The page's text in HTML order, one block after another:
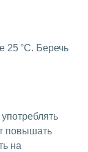
25 °C. Беречь
повышать
на